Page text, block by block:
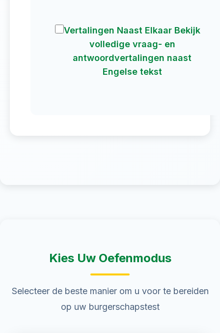
Vertalingen Naast Elkaar Bekijk
volledige vraag- en
antwoordvertalingen naast
Engelse tekst
Kies Uw Oefenmodus
Selecteer de beste manier om u voor te bereiden
op uw burgerschapstest